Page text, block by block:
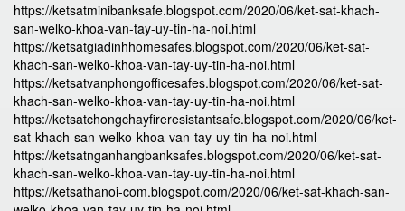
https://ketsatminibanksafe.blogspot.com/2020/06/ket-sat-khach-
san-welko-khoa-van-tay-uy-tin-ha-noi.html
https://ketsatgiadinhhomesafes.blogspot.com/2020/06/ket-sat-
khach-san-welko-khoa-van-tay-uy-tin-ha-noi.html
https://ketsatvanphongofficesafes.blogspot.com/2020/06/ket-sat-
khach-san-welko-khoa-van-tay-uy-tin-ha-noi.html
https://ketsatchongchayfireresistantsafe.blogspot.com/2020/06/ket-
sat-khach-san-welko-khoa-van-tay-uy-tin-ha-noi.html
https://ketsatnganhangbanksafes.blogspot.com/2020/06/ket-sat-
khach-san-welko-khoa-van-tay-uy-tin-ha-noi.html
https://ketsathanoi-com.blogspot.com/2020/06/ket-sat-khach-san-